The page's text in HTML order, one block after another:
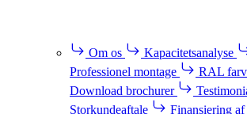
Om os
Kapacitetsanalyse
Professionel montage
RAL
Download brochurer
Storkundeaftale
Finansiering af